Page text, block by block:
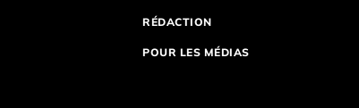
RÉDACTION
POUR LES MÉDIAS